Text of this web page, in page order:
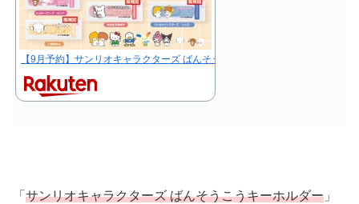
【9月予約】サンリオキャラクターズ ばんそうこうキーホルダー3 全8種 コン
「 サンリオキャラクターズ ばんそうこうキーホルダー 」